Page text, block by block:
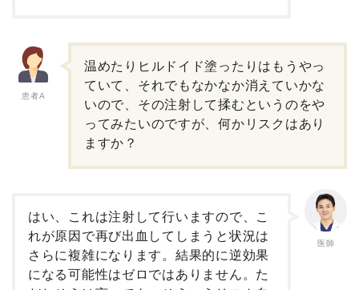
患者A
温めたりヒルドイド塗ったりはもうやっ
ていて、それでもなかなか消えていかな
いので、その注射して揉むというのをや
ってみたいのですが、何かリスクはあり
ますか？
医師
はい、これは注射して行いますので、こ
れが原因で再び出血してしまうと状況は
さらに複雑になります。結果的に逆効果
になる可能性はゼロではありません。た